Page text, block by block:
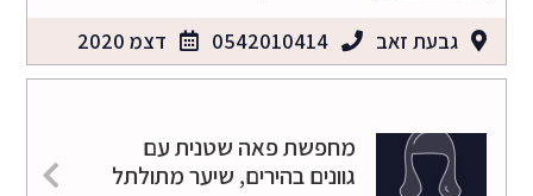
גבעת זאב 0542010414 דצמ 2020
מחפשת פאה שטנית עם
גוונים בהירים, שיער מתולתל